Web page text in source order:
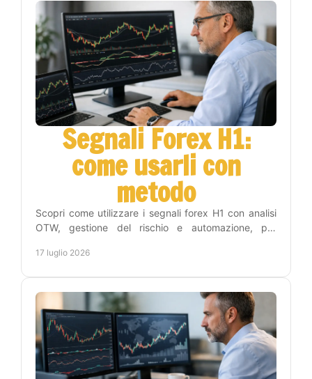
Segnali Forex H1:
come usarli con
metodo
Scopri come utilizzare i segnali forex H1 con analisi
OTW, gestione del rischio e automazione, per
online.
17 luglio 2026